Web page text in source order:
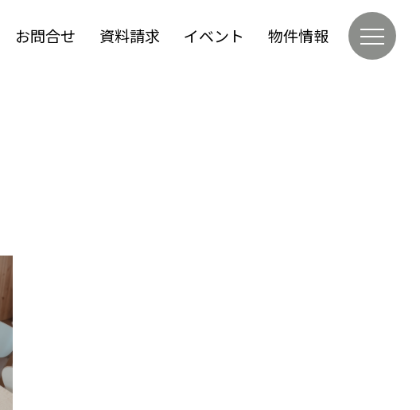
お問合せ 資料請求 イベント 物件情報